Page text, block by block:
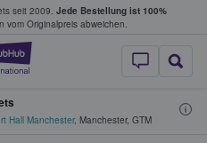
seit 2009. Jede Bestellung ist 100%
vom Originalpreis abweichen.
StubHub - Wo
Hall Manchester, Manchester, GTM